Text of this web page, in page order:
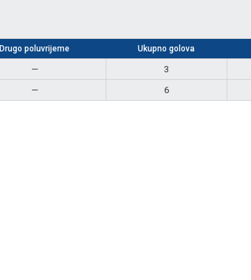
Drugo poluvrijeme Ukupno golova
— 3
— 6